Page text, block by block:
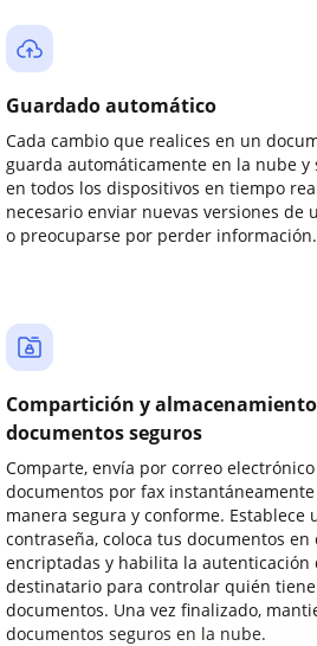
Guardado automático
Cada cambio que realices en un
guarda automáticamente en la nube y
en todos los dispositivos en tiempo
necesario enviar nuevas versiones de
o preocuparse por perder información.
Compartición y
documentos seguros
Comparte, envía por correo
documentos por fax
manera segura y conforme. Establece
contraseña, coloca tus documentos en
encriptadas y habilita la autenticación
destinatario para controlar quién tiene
documentos. Una vez finalizado,
documentos seguros en la nube.